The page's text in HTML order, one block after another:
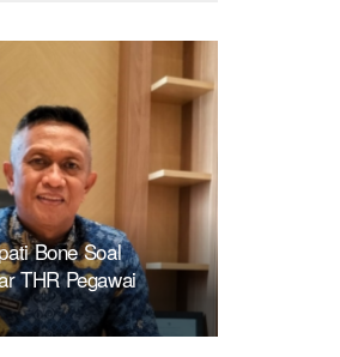
Bone Soal
THR Pegawai